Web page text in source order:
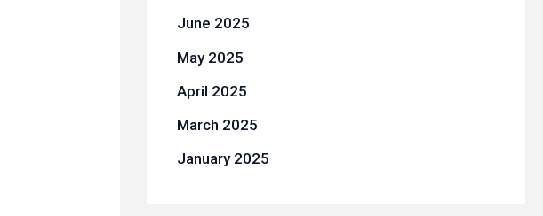
June 2025
May 2025
April 2025
March 2025
January 2025